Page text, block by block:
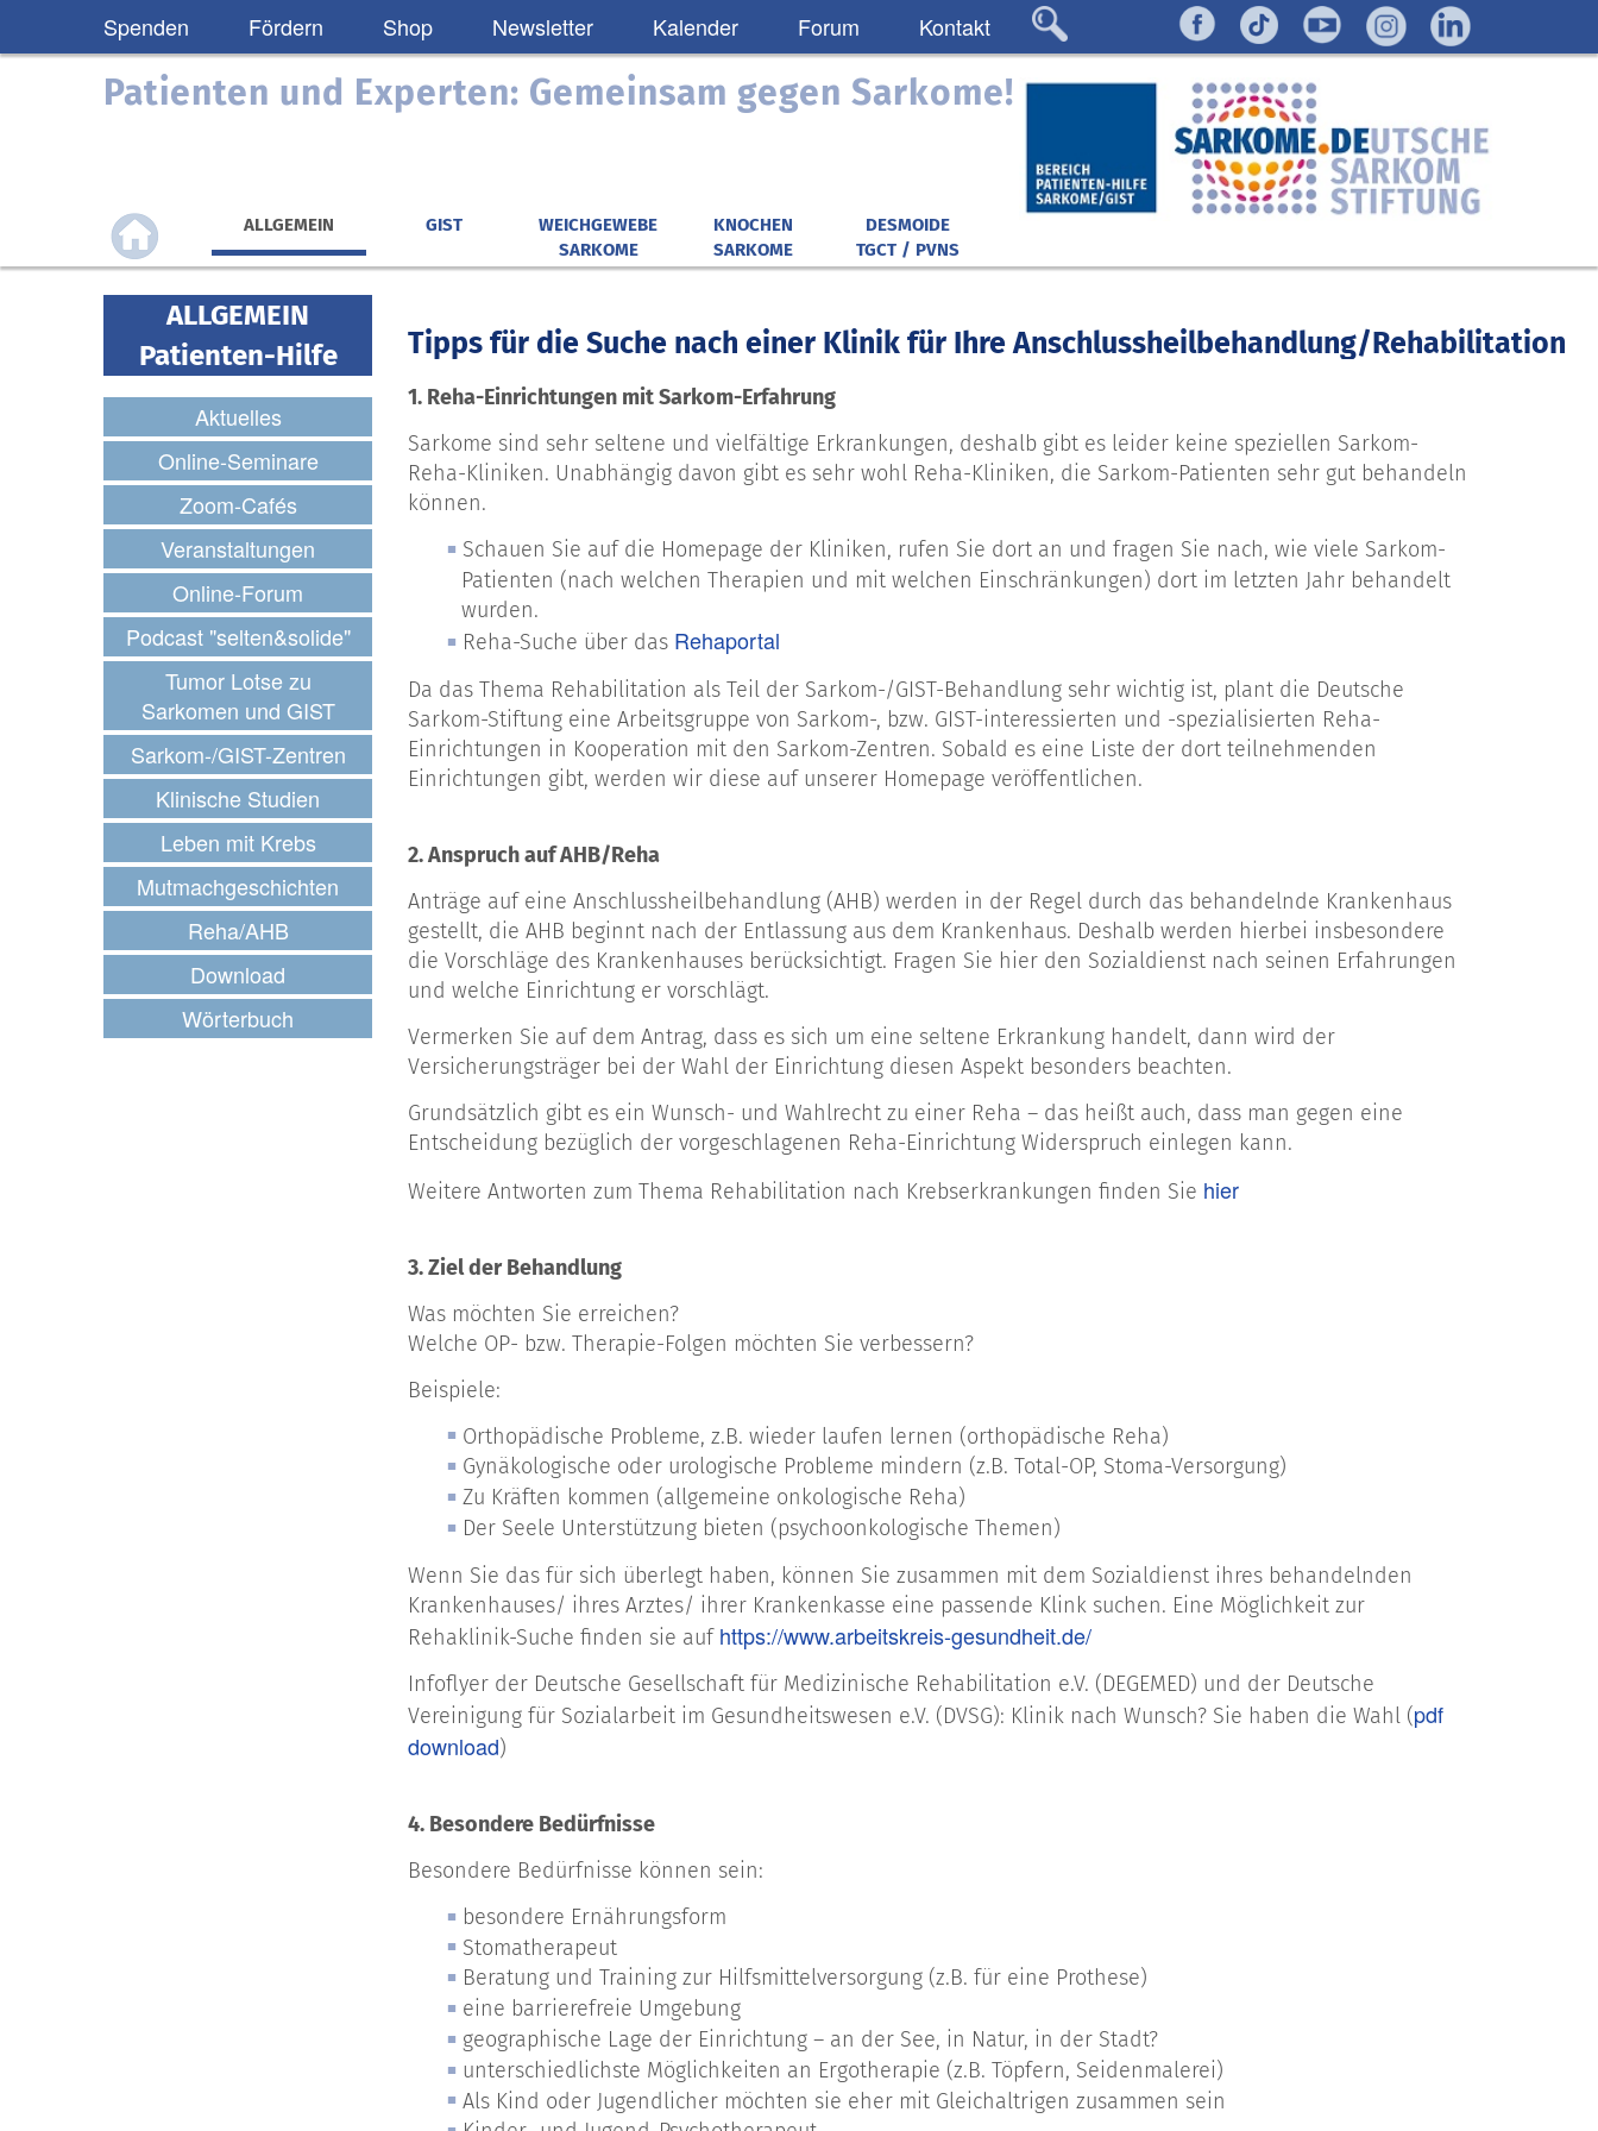
Spenden Fördern Shop Newsletter Kalender Forum Kontakt
Patienten und Experten: Gemeinsam gegen Sarkome!
ALLGEMEIN GIST
WEICHGEWEBE
SARKOME
KNOCHEN
SARKOME
DESMOIDE
TGCT / PVNS
ALLGEMEIN
Patienten-Hilfe
Aktuelles
Online-Seminare
Zoom-Cafés
Veranstaltungen
Online-Forum
Podcast "selten&solide"
Tumor Lotse zu
Sarkomen und GIST
Sarkom-/GIST-Zentren
Klinische Studien
Leben mit Krebs
Mutmachgeschichten
Reha/AHB
Download
Wörterbuch
Tipps für die Suche nach einer Klinik für Ihre Anschlussheilbehandlung/Rehabilitation
1. Reha-Einrichtungen mit Sarkom-Erfahrung
Sarkome sind sehr seltene und vielfältige Erkrankungen, deshalb gibt es leider keine speziellen Sarkom-
Reha-Kliniken. Unabhängig davon gibt es sehr wohl Reha-Kliniken, die Sarkom-Patienten sehr gut behandeln
können.
Schauen Sie auf die Homepage der Kliniken, rufen Sie dort an und fragen Sie nach, wie viele Sarkom-
Patienten (nach welchen Therapien und mit welchen Einschränkungen) dort im letzten Jahr behandelt
wurden.
Reha-Suche über das Rehaportal
Da das Thema Rehabilitation als Teil der Sarkom-/GIST-Behandlung sehr wichtig ist, plant die Deutsche
Sarkom-Stiftung eine Arbeitsgruppe von Sarkom-, bzw. GIST-interessierten und -spezialisierten Reha-
Einrichtungen in Kooperation mit den Sarkom-Zentren. Sobald es eine Liste der dort teilnehmenden
Einrichtungen gibt, werden wir diese auf unserer Homepage veröffentlichen.
2. Anspruch auf AHB/Reha
Anträge auf eine Anschlussheilbehandlung (AHB) werden in der Regel durch das behandelnde Krankenhaus
gestellt, die AHB beginnt nach der Entlassung aus dem Krankenhaus. Deshalb werden hierbei insbesondere
die Vorschläge des Krankenhauses berücksichtigt. Fragen Sie hier den Sozialdienst nach seinen Erfahrungen
und welche Einrichtung er vorschlägt.
Vermerken Sie auf dem Antrag, dass es sich um eine seltene Erkrankung handelt, dann wird der
Versicherungsträger bei der Wahl der Einrichtung diesen Aspekt besonders beachten.
Grundsätzlich gibt es ein Wunsch- und Wahlrecht zu einer Reha – das heißt auch, dass man gegen eine
Entscheidung bezüglich der vorgeschlagenen Reha-Einrichtung Widerspruch einlegen kann.
Weitere Antworten zum Thema Rehabilitation nach Krebserkrankungen finden Sie hier
3. Ziel der Behandlung
Was möchten Sie erreichen?
Welche OP- bzw. Therapie-Folgen möchten Sie verbessern?
Beispiele:
Orthopädische Probleme, z.B. wieder laufen lernen (orthopädische Reha)
Gynäkologische oder urologische Probleme mindern (z.B. Total-OP, Stoma-Versorgung)
Zu Kräften kommen (allgemeine onkologische Reha)
Der Seele Unterstützung bieten (psychoonkologische Themen)
Wenn Sie das für sich überlegt haben, können Sie zusammen mit dem Sozialdienst ihres behandelnden
Krankenhauses/ ihres Arztes/ ihrer Krankenkasse eine passende Klink suchen. Eine Möglichkeit zur
Rehaklinik-Suche finden sie auf https://www.arbeitskreis-gesundheit.de/
Infoflyer der Deutsche Gesellschaft für Medizinische Rehabilitation e.V. (DEGEMED) und der Deutsche
Vereinigung für Sozialarbeit im Gesundheitswesen e.V. (DVSG): Klinik nach Wunsch? Sie haben die Wahl (pdf
download)
4. Besondere Bedürfnisse
Besondere Bedürfnisse können sein:
besondere Ernährungsform
Stomatherapeut
Beratung und Training zur Hilfsmittelversorgung (z.B. für eine Prothese)
eine barrierefreie Umgebung
geographische Lage der Einrichtung – an der See, in Natur, in der Stadt?
unterschiedlichste Möglichkeiten an Ergotherapie (z.B. Töpfern, Seidenmalerei)
Als Kind oder Jugendlicher möchten sie eher mit Gleichaltrigen zusammen sein